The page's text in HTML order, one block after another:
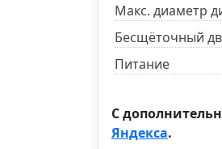
Макс. диаметр
Бесщёточный
Питание
С
Яндекса.